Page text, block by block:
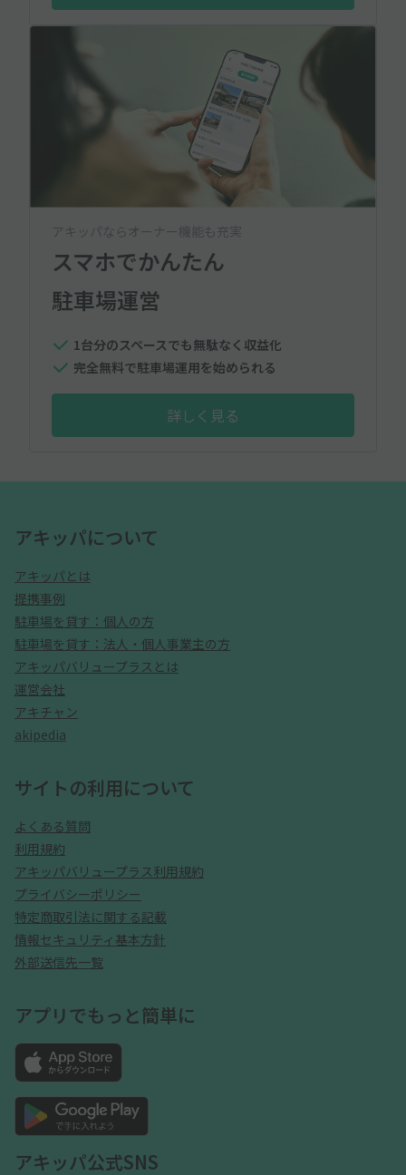
アキッパならオーナー機能も充実
スマホでかんたん
駐車場運営
1台分のスペースでも無駄なく収益化
完全無料で駐車場運用を始められる
詳しく見る
アキッパについて
アキッパとは
提携事例
駐車場を貸す：個人の方
駐車場を貸す：法人・個人事業主の方
アキッパバリュープラスとは
運営会社
アキチャン
akipedia
サイトの利用について
よくある質問
利用規約
アキッパバリュープラス利用規約
プライバシーポリシー
特定商取引法に関する記載
情報セキュリティ基本方針
外部送信先一覧
アプリでもっと簡単に
アキッパ公式SNS